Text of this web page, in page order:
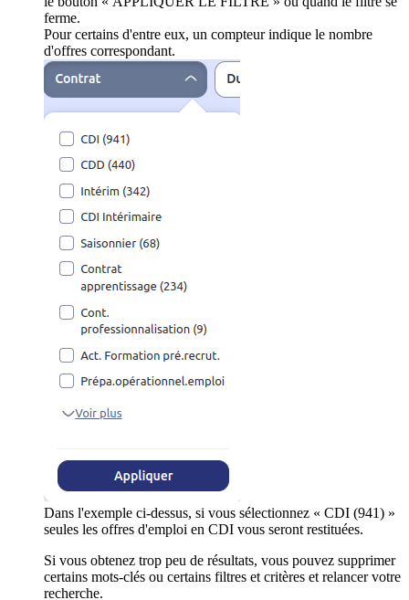
ferme.
Pour certains d'entre eux, un compteur indique le nombre
d'offres correspondant.
Dans l'exemple ci-dessus, si vous sélectionnez « CDI (941) »
seules les offres d'emploi en CDI vous seront restituées.
Si vous obtenez trop peu de résultats, vous pouvez supprimer
certains mots-clés ou certains filtres et critères et relancer votre
recherche.